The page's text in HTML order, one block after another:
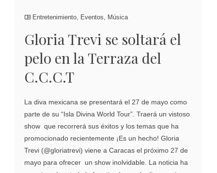
Entretenimiento Eventos Música
Gloria Trevi se soltará el
pelo en la Terraza del
C.C.C.T
La diva mexicana se presentará el 27 de mayo como
parte de su “Isla Divina World Tour”. Traerá un vistoso
show que recorrerá sus éxitos y los temas que ha
promocionado recientemente ¡Es un hecho! Gloria
Trevi (@gloriatrevi) viene a Caracas el próximo 27 de
mayo para ofrecer un show inolvidable. La noticia ha